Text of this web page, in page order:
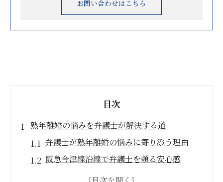
お問い合わせはこちら
目次
熟年離婚の悩みを弁護士が解決する道
弁護士が熟年離婚の悩みに寄り添う理由
阪急今津線沿線で弁護士を頼る安心感
熟年離婚の相談は弁護士選びが重要